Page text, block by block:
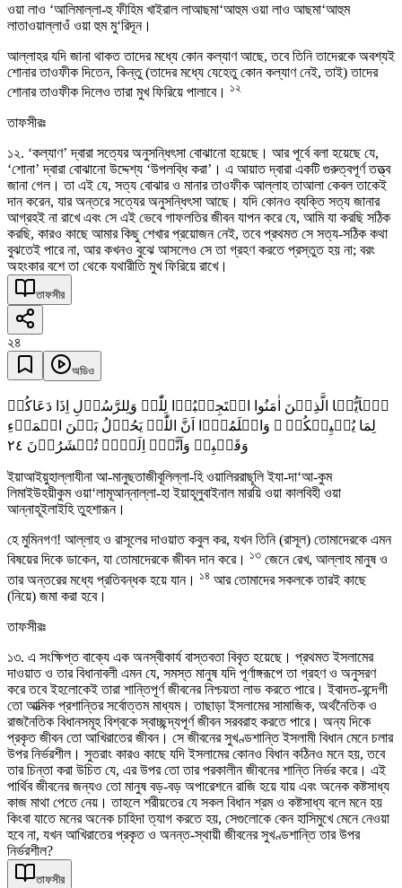
ওয়া লাও ‘আলিমাল্লা-হু ফীহিম খাইরাল লাআছমা‘আহুম ওয়া লাও আছমা‘আহুম
লাতাওয়াল্লাওঁ ওয়া হুম মু‘রিদূন।
আল্লাহর যদি জানা থাকত তাদের মধ্যে কোন কল্যাণ আছে, তবে তিনি তাদেরকে অবশ্যই
শোনার তাওফীক দিতেন, কিন্তু (তাদের মধ্যে যেহেতু কোন কল্যাণ নেই, তাই) তাদের
শোনার তাওফীক দিলেও তারা মুখ ফিরিয়ে পালাবে। ১২
তাফসীরঃ
১২. ‘কল্যাণ’ দ্বারা সত্যের অনুসন্ধিৎসা বোঝানো হয়েছে। আর পূর্বে বলা হয়েছে যে,
‘শোনা’ দ্বারা বোঝানো উদ্দেশ্য ‘উপলব্ধি করা’। এ আয়াত দ্বারা একটি গুরুত্বপূর্ণ তত্ত্ব
জানা গেল। তা এই যে, সত্য বোঝার ও মানার তাওফীক আল্লাহ তাআলা কেবল তাকেই
দান করেন, যার অন্তরে সত্যের অনুসন্ধিৎসা আছে। যদি কোনও ব্যক্তি সত্য জানার
আগ্রহই না রাখে এবং সে এই ভেবে গাফলতির জীবন যাপন করে যে, আমি যা করছি সঠিক
করছি, কারও কাছে আমার কিছু শেখার প্রয়োজন নেই, তবে প্রথমত সে সত্য-সঠিক কথা
বুঝতেই পারে না, আর কখনও বুঝে আসলেও সে তা গ্রহণ করতে প্রস্তুত হয় না; বরং
অহংকার বশে তা থেকে যথারীতি মুখ ফিরিয়ে রাখে।
তাফসীর
২৪
অডিও
یٰۤاَیُّہَا الَّذِیۡنَ اٰمَنُوا اسۡتَجِیۡبُوۡا لِلّٰہِ وَلِلرَّسُوۡلِ اِذَا دَعَاکُمۡ
لِمَا یُحۡیِیۡکُمۡ ۚ وَاعۡلَمُوۡۤا اَنَّ اللّٰہَ یَحُوۡلُ بَیۡنَ الۡمَرۡءِ
وَقَلۡبِہٖ وَاَنَّہٗۤ اِلَیۡہِ تُحۡشَرُوۡنَ ٢٤
ইয়াআইয়ুহাল্লাযীনা আ-মানুছতাজীবূলিল্লা-হি ওয়ালিররাছূলি ইযা-দা‘আ-কুম
লিমাইউহয়ীকুম ওয়া‘লামূআন্নাল্লা-হা ইয়াহূলুবাইনাল মারয়ি ওয়া কালবিহী ওয়া
আন্নাহূইলাইহি তুহশারূন।
হে মুমিনগণ! আল্লাহ ও রাসূলের দাওয়াত কবুল কর, যখন তিনি (রাসূল) তোমাদেরকে এমন
বিষয়ের দিকে ডাকেন, যা তোমাদেরকে জীবন দান করে। ১৩ জেনে রেখ, আল্লাহ মানুষ ও
তার অন্তরের মধ্যে প্রতিবন্ধক হয়ে যান। ১৪ আর তোমাদের সকলকে তারই কাছে
(নিয়ে) জমা করা হবে।
তাফসীরঃ
১৩. এ সংক্ষিপ্ত বাক্যে এক অনস্বীকার্য বাস্তবতা বিবৃত হয়েছে। প্রথমত ইসলামের
দাওয়াত ও তার বিধানাবলী এমন যে, সমস্ত মানুষ যদি পূর্ণাঙ্গরূপে তা গ্রহণ ও অনুসরণ
করে তবে ইহলোকেই তারা শান্তিপূর্ণ জীবনের নিশ্চয়তা লাভ করতে পারে। ইবাদত-বন্দেগী
তো আত্মিক প্রশান্তির সর্বোত্তম মাধ্যম। তাছাড়া ইসলামের সামাজিক, অর্থনৈতিক ও
রাজনৈতিক বিধানসমূহ বিশ্বকে স্বাচ্ছন্দ্যপূর্ণ জীবন সরবরাহ করতে পারে। অন্য দিকে
প্রকৃত জীবন তো আখিরাতের জীবন। সে জীবনের সুখণ্ডশান্তি ইসলামী বিধান মেনে চলার
উপর নির্ভরশীল। সুতরাং কারও কাছে যদি ইসলামের কোনও বিধান কঠিনও মনে হয়, তবে
তার চিন্তা করা উচিত যে, এর উপর তো তার পরকালীন জীবনের শান্তি নির্ভর করে। এই
পার্থিব জীবনের জন্যও তো মানুষ বড়-বড় অপারেশনে রাজি হয়ে যায় এবং অনেক কষ্টসাধ্য
কাজ মাথা পেতে নেয়। তাহলে শরীয়তের যে সকল বিধান শ্রম ও কষ্টসাধ্য বলে মনে হয়
কিংবা যাতে মনের অনেক চাহিদা ত্যাগ করতে হয়, সেগুলোকে কেন হাসিমুখে মেনে নেওয়া
হবে না, যখন আখিরাতের প্রকৃত ও অনন্ত-স্থায়ী জীবনের সুখণ্ডশান্তি তার উপর
নির্ভরশীল?
তাফসীর